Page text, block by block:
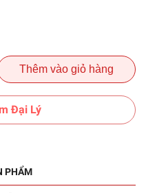
Thêm vào giỏ hàng
Đại Lý
PHẨM